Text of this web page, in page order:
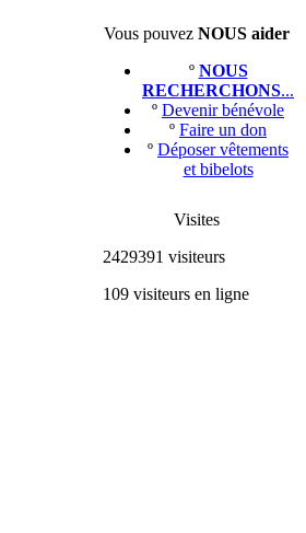
Vous pouvez NOUS aider
º NOUS
RECHERCHONS...
º Devenir bénévole
º Faire un don
º Déposer vêtements
et bibelots
Visites
2429391 visiteurs
109 visiteurs en ligne